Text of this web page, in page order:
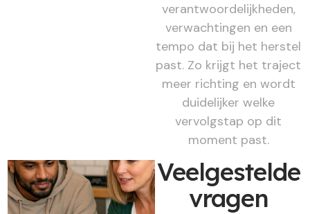
verantwoordelijkheden,
verwachtingen en een
tempo dat bij het herstel
past. Zo krijgt het traject
meer richting en wordt
duidelijker welke
vervolgstap op dit
moment past.
Veelgestelde
vragen